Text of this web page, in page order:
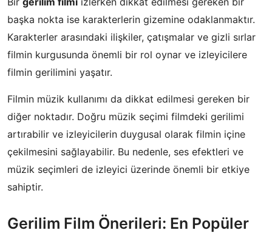
başka nokta ise karakterlerin gizemine odaklanmaktır.
Karakterler arasındaki ilişkiler, çatışmalar ve gizli sırlar
filmin kurgusunda önemli bir rol oynar ve izleyicilere
filmin gerilimini yaşatır.
Filmin müzik kullanımı da dikkat edilmesi gereken bir
diğer noktadır. Doğru müzik seçimi filmdeki gerilimi
artırabilir ve izleyicilerin duygusal olarak filmin içine
çekilmesini sağlayabilir. Bu nedenle, ses efektleri ve
müzik seçimleri de izleyici üzerinde önemli bir etkiye
sahiptir.
Gerilim Film Önerileri: En Popüler